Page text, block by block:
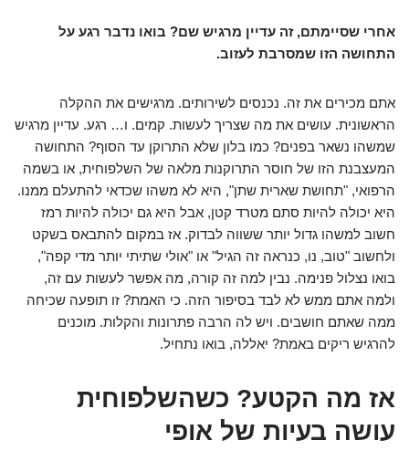
אחרי שסיימתם, זה עדיין מרגיש שם? בואו נדבר רגע על
התחושה הזו שמסרבת לעזוב.
אתם מכירים את זה. נכנסים לשירותים. מרגישים את ההקלה
הראשונית. עושים את מה שצריך לעשות. קמים. ו… רגע. עדיין מרגיש
שמשהו נשאר בפנים? כמו בלון שלא התרוקן עד הסוף? התחושה
המעצבנת הזו של חוסר התרוקנות מלאה של השלפוחית, או בשמה
הרפואי, "תחושת שארית שתן", היא לא משהו שכדאי להתעלם ממנו.
היא יכולה להיות סתם מטרד קטן, אבל היא גם יכולה להיות רמז
חשוב למשהו גדול יותר ששווה לבדוק. אז במקום להתבאס בשקט
ולחשוב "טוב, נו, כנראה זה הגיל" או "אולי שתיתי יותר מדי קפה",
בואו נצלול פנימה. נבין למה זה קורה, מה אפשר לעשות עם זה,
ולמה אתם ממש לא לבד בסיפור הזה. כי האמת? זו תופעה שכיחה
ממה שאתם חושבים. ויש לה הרבה פתרונות והקלות. מוכנים
להרגיש ריקים באמת? יאללה, בואו נתחיל.
אז מה הקטע? כשהשלפוחית
עושה בעיות של אופי